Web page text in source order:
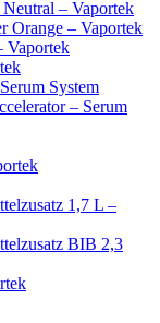
– Vaportek
Orange – Vaportek
Vaportek
System
– Serum
1,7 L –
BIB 2,3